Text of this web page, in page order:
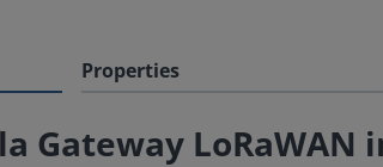
Properties
Gateway